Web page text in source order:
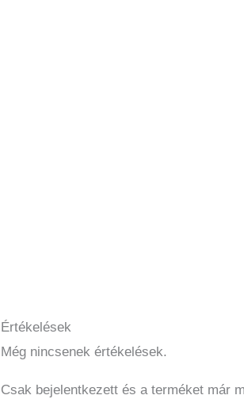
Értékelések
Még nincsenek értékelések.
Csak bejelentkezett és a terméket már